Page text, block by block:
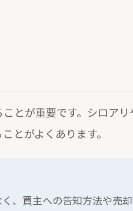
とが重要です。シロア
とがよくあります。
、買主への告知方法や売